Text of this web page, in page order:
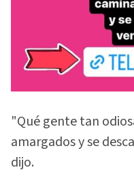
"Qué gente tan
amargados y se
dijo.